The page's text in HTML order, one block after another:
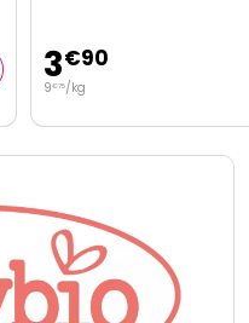
5€25
21€00/kg